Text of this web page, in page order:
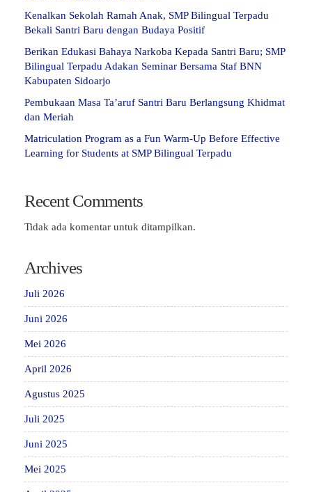
Kenalkan Sekolah Ramah Anak, SMP Bilingual Terpadu
Bekali Santri Baru dengan Budaya Positif
Berikan Edukasi Bahaya Narkoba Kepada Santri Baru; SMP
Bilingual Terpadu Adakan Seminar Bersama Staf BNN
Kabupaten Sidoarjo
Pembukaan Masa Ta’aruf Santri Baru Berlangsung Khidmat
dan Meriah
Matriculation Program as a Fun Warm-Up Before Effective
Learning for Students at SMP Bilingual Terpadu
Recent Comments
Tidak ada komentar untuk ditampilkan.
Archives
Juli 2026
Juni 2026
Mei 2026
April 2026
Agustus 2025
Juli 2025
Juni 2025
Mei 2025